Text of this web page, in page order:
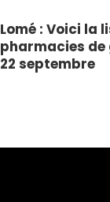
Lomé : Voici la
pharmacies de
22 septembre